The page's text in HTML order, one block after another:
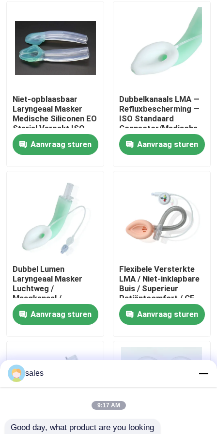
Thuis
Over ons
Fabrieksreis
Kwaliteitscontrole
Vraag een offerte aan
Laryngeal Maskerluchtroute
Niet-opblaasbaar
Laryngeaal Masker
Medische Siliconen EO
Steriel Verpakt ISO
Gecertificeerd
Aanvraag sturen
Dubbelkanaals LMA —
Refluxbescherming —
ISO Standaard
Connector/Medische
Siliconen
Structuur/CE ISO
Aanvraag sturen
Dubbel Lumen
Laryngeaal Masker
Luchtweg /
Maagkanaal /
Medische Siliconen
Structuur/CE ISO
Aanvraag sturen
Flexibele Versterkte
LMA / Niet-inklapbare
Buis / Superieur
Patiëntcomfort / CE
ISO Gecertificeerd
Aanvraag sturen
sales
9:17 AM
Good day, what product are you looking